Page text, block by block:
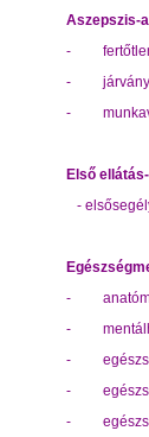
Aszepszis-
-
-
-
Első
-
-
-
-
-
-